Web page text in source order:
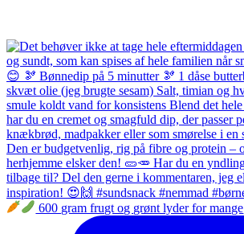
600 gram frugt og grønt lyder for mange